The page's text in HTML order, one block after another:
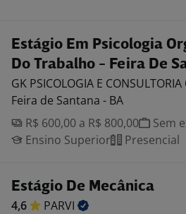
Estágio Em Psicologia
Do Trabalho - Feira De
GK PSICOLOGIA E CONSULTORIA
Feira de Santana - BA
R$ 600,00 a R$ 800,00
Sem
Ensino Superior
Presencial
Estágio De Mecânica
4,6
PARVI